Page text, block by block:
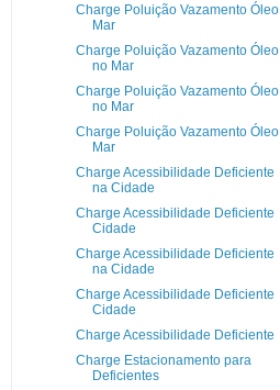
Charge Poluição Vazamento Óleo
Mar
Charge Poluição Vazamento Óleo
no Mar
Charge Poluição Vazamento Óleo
no Mar
Charge Poluição Vazamento Óleo
Mar
Charge Acessibilidade Deficiente
na Cidade
Charge Acessibilidade Deficiente
Cidade
Charge Acessibilidade Deficiente
na Cidade
Charge Acessibilidade Deficiente
Cidade
Charge Acessibilidade Deficiente
Charge Estacionamento para
Deficientes